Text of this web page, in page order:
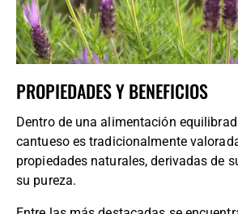
PROPIEDADES Y BENEFICIOS
Dentro de una alimentación
cantueso es tradicionalmente
propiedades naturales, derivadas de
su pureza.